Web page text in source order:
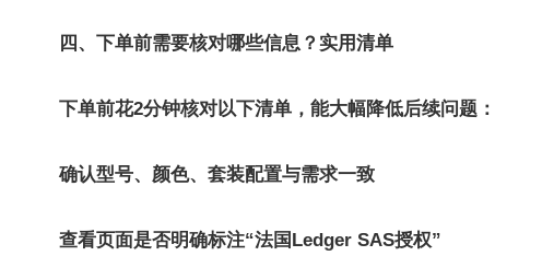
四、下单前需要核对哪些信息？实用清单
下单前花2分钟核对以下清单，能大幅降低后续问题：
确认型号、颜色、套装配置与需求一致
查看页面是否明确标注“法国Ledger SAS授权”